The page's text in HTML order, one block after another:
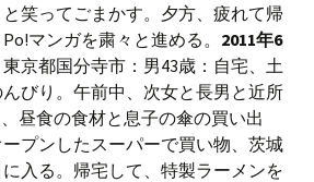
笑ってごまかす。夕方、疲れて帰
マンガを粛々と進める。 2011年6
東京都国分寺市：男43歳：自宅、土
びり。午前中、次女と長男と近所
昼食の食材と息子の傘の買い出
プンしたスーパーで買い物、茨城
入る。帰宅して、特製ラーメンを